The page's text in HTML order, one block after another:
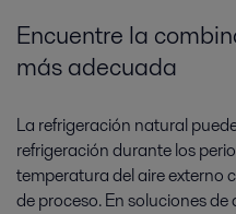
Encuentre la
más adecuada
La refrigeración natural
refrigeración durante los
temperatura del aire externo
de proceso. En soluciones de